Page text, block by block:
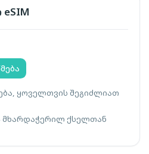
eSIM
ყოველთვის შეგიძლიათ
მხარდაჭერილ ქსელთან